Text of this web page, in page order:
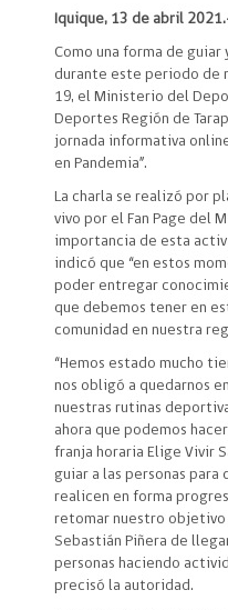
Iquique, 13 de abril
Como una forma de guiar
durante este periodo de
19, el Ministerio del
Deportes Región de
jornada informativa
en Pandemia”.
La charla se realizó por
vivo por el Fan Page del
importancia de esta
indicó que “en estos
poder entregar
que debemos tener en
comunidad en nuestra
“Hemos estado mucho
nos obligó a quedarnos
nuestras rutinas
ahora que podemos
franja horaria Elige Vivir
guiar a las personas
realicen en forma
retomar nuestro
Sebastián Piñera de
personas haciendo
precisó la autoridad.